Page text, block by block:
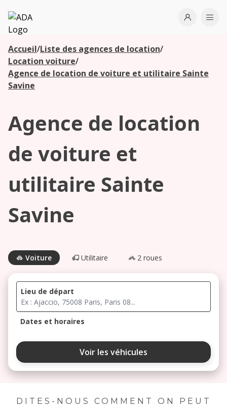
ADA
Open
Accueil/Liste des agences de location/
Location voiture/
Agence de location de voiture et utilitaire Sainte
Savine
Agence de location
de voiture et
utilitaire Sainte
Savine
Voiture Utilitaire 2 roues
Lieu de départ
Dates et horaires
août 2026
ma me
3 4 5 6 7
Voir les véhicules
DITES-NOUS COMMENT ON PEUT
Les
agences à
proximité
Commencez
votre
recherche
pour voir les
proximité